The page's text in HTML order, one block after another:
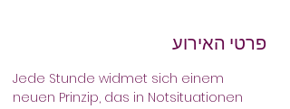
פרטי האירוע
Jede Stunde widmet sich einem
neuen Prinzip, das in Notsituationen